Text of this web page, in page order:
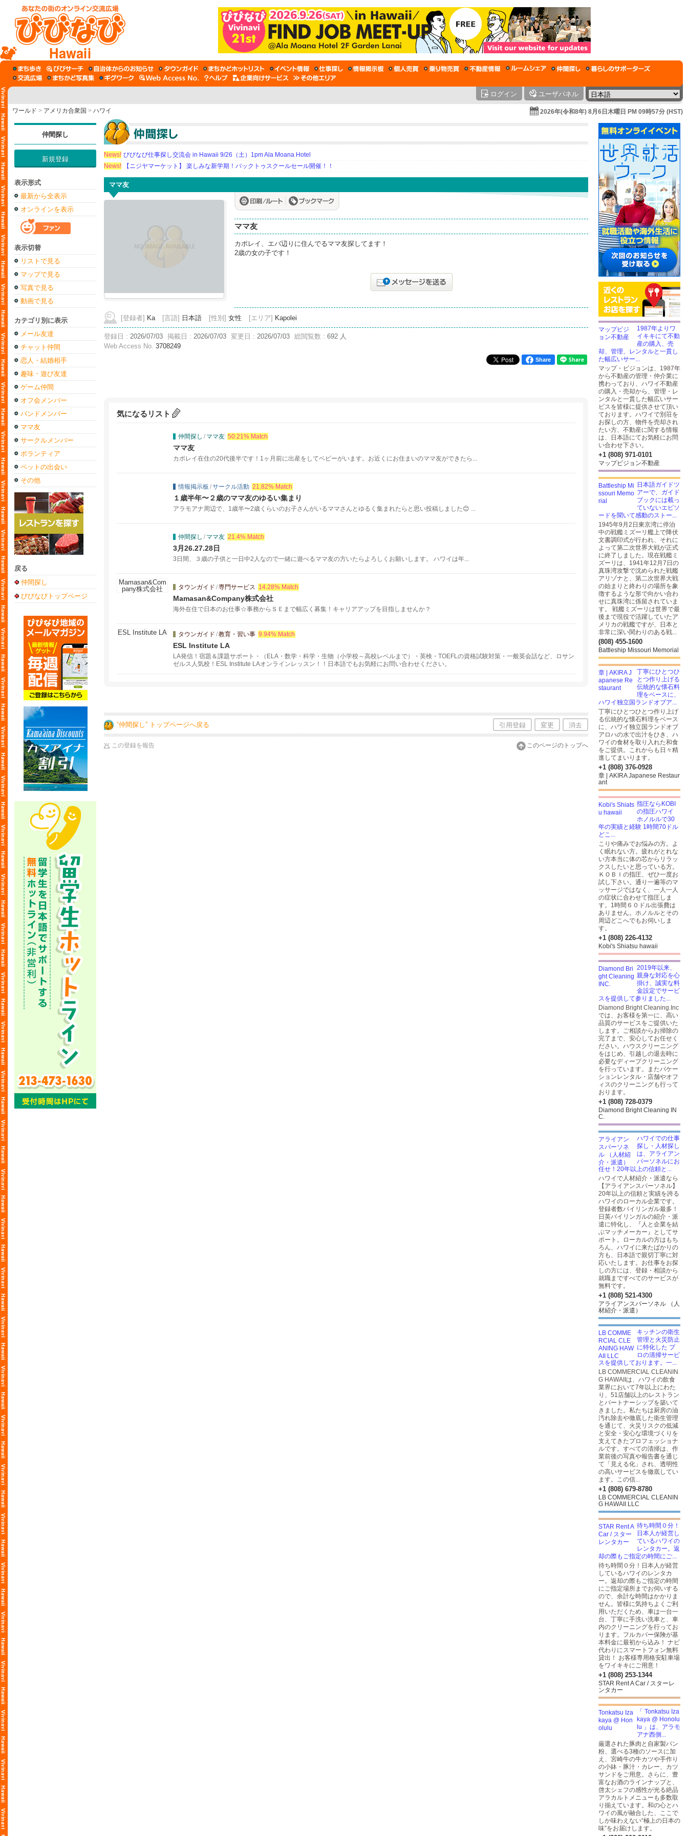
Hawaii
ログイン ユーザパネル
ワールド > アメリカ合衆国 > ハワイ 2026年(令和8年) 8月6日木曜日 PM 09時57分 (HST)
仲間探し
新規登録
表示形式
最新から全表示
オンラインを表示
表示切替
リストで見る
マップで見る
写真で見る
動画で見る
カテゴリ別に表示
メール友達
チャット仲間
恋人・結婚相手
趣味・遊び友達
ゲーム仲間
オフ会メンバー
バンドメンバー
ママ友
サークルメンバー
ボランティア
ペットの出会い
その他
戻る
仲間探し
びびなびトップページ
News! びびなび仕事探し交流会 in Hawaii 9/26（土）1pm Ala Moana Hotel
News!
【ニジヤマーケット】 楽しみな新学期！バックトゥスクールセール開催！！
ママ友
ママ友
カポレイ、エバ辺りに住んでるママ友探してます！
2歳の女の子です！
[登録者] Ka [言語] 日本語 [性別] 女性 [エリア] Kapolei
登録日 : 2026/07/03 掲載日 : 2026/07/03 変更日 : 2026/07/03 総閲覧数 : 692 人
Web Access No. 3708249
Share
気になるリスト
仲間探し / ママ友 50.21% Match
ママ友
カポレイ在住の20代後半です！1ヶ月前に出産をしてベビーがいます。お近くにお住まいのママ友ができたら...
情報掲示板 /サークル活動 21.82% Match
１歳半年〜２歳のママ友のゆるい集まり
アラモアナ周辺で、1歳半〜2歳くらいのお子さんがいるママさんとゆるく集まれたらと思い投稿しました😊 ...
仲間探し / ママ友 21.4% Match
3月26.27.28日
3日間、３歳の子供と一日中2人なので一緒に遊べるママ友の方いたらよろしくお願いします。 ハワイは年...
タウンガイド /専門サービス 14.28% Match
Mamasan&Company株式会社
海外在住で日本のお仕事☆事務からＳＥまで幅広く募集！キャリアアップを目指しませんか？
タウンガイド /教育・習い事 9.94% Match
ESL Institute LA
LA発信！宿題＆課題サポート・（ELA・数学・科学・生物（小学校～高校レベルまで）・英検・TOEFLの資格試験対策・一般英会話など、ロサン
ゼルス人気校！ESL Institute LAオンラインレッスン！！日本語でもお気軽にお問い合わせください。
“仲間探し” トップページへ戻る 引用登録 変更 消去
この登録を報告 このページのトップへ
1987年よりワ
イキキにて不動
産の購入、売
却、管理、レンタルと一貫し
た幅広いサー...
マップ・ビジョンは、1987年
から不動産の管理・仲介業に
携わっており、ハワイ不動産
の購入・売却から、管理・レ
ンタルと一貫した幅広いサー
ビスを皆様に提供させて頂い
ております。ハワイで別荘を
お探しの方、物件を売却され
たい方、不動産に関する情報
は、日本語にてお気軽にお問
い合わせ下さい。
+1 (808) 971-0101
マップビジョン不動産
日本語ガイドツ
アーで、ガイド
ブックには載っ
ていないエピソ
ードを聞いて感動のストー...
1945年9月2日東京湾に停泊
中の戦艦ミズーリ艦上で降伏
文書調印式が行われ、それに
よって第二次世界大戦が正式
に終了しました。現在戦艦ミ
ズーリは、1941年12月7日の
真珠湾攻撃で沈められた戦艦
アリゾナと、第二次世界大戦
の始まりと終わりの場所を象
徴するような形で向かい合わ
せに真珠湾に係留されていま
す。 戦艦ミズーリは世界で最
後まで現役で活躍していたア
メリカの戦艦ですが、日本と
非常に深い関わりのある戦...
(808) 455-1600
Battleship Missouri Memorial
丁寧にひとつひ
とつ作り上げる
伝統的な懐石料
理をベースに、
ハワイ独立国ランドオブア...
丁寧にひとつひとつ作り上げ
る伝統的な懐石料理をベース
に、ハワイ独立国ランドオブ
アロハの水で出汁をひき、ハ
ワイの食材を取り入れた和食
をご提供。これからも日々精
進してまいります。
+1 (808) 376-0928
章 | AKIRA Japanese Restaur
ant
指圧ならKOBI
の指圧ハワイ
ホノルルで30
年の実績と経験 1時間70ドル
どこ...
こりや痛みでお悩みの方。よ
く眠れない方。疲れがとれな
い方本当に体の芯からリラッ
クスしたいと思っている方。
ＫＯＢＩの指圧、ぜひ一度お
試し下さい。通り一遍等のマ
ッサージではなく、一人一人
の症状に合わせて指圧しま
す。1時間６０ドル出張費は
ありません。ホノルルとその
周辺どこへでもお伺いしま
す。
+1 (808) 226-4132
Kobi's Shiatsu hawaii
2019年以来、
親身な対応を心
掛け、誠実な料
金設定でサービ
スを提供して参りました...
Diamond Bright Cleaning.Inc
では、お客様を第一に、高い
品質のサービスをご提供いた
します。ご相談からお掃除の
完了まで、安心してお任せく
ださい。ハウスクリーニング
をはじめ、引越しの退去時に
必要なディープクリーニング
を行っています。またバケー
ションレンタル・店舗やオフ
ィスのクリーニングも行って
おります。
+1 (808) 728-0379
Diamond Bright Cleaning IN
C.
ハワイでの仕事
探し・人材探し
は、アライアン
パーソネルにお
任せ！20年以上の信頼と...
ハワイで人材紹介・派遣なら
【アライアンスパーソネル】
20年以上の信頼と実績を誇る
ハワイのローカル企業です。
登録者数バイリンガル最多！
日英バイリンガルの紹介・派
遣に特化し、『人と企業を結
ぶマッチメーカー』としてサ
ポート。ローカルの方はもち
ろん、ハワイに来たばかりの
方も、日本語で親切丁寧に対
応いたします。お仕事をお探
しの方には、登録・相談から
就職まですべてのサービスが
無料です。
+1 (808) 521-4300
アライアンスパーソネル （人
材紹介・派遣）
キッチンの衛生
管理と火災防止
に特化した プ
ロの清掃サービ
スを提供しております。一...
LB COMMERCIAL CLEANIN
G HAWAIIは、ハワイの飲食
業界において7年以上にわた
り、51店舗以上のレストラン
とパートナーシップを築いて
きました。私たちは厨房の油
汚れ除去や徹底した衛生管理
を通じて、火災リスクの低減
と安全・安心な環境づくりを
支えてきたプロフェッショナ
ルです。すべての清掃は、作
業前後の写真や報告書を通じ
て「見える化」され、透明性
の高いサービスを徹底してい
ます。この信...
+1 (808) 679-8780
LB COMMERCIAL CLEANIN
G HAWAII LLC
待ち時間０分！
日本人が経営し
ているハワイの
レンタカー。返
却の際もご指定の時間にご...
待ち時間０分！日本人が経営
しているハワイのレンタカ
ー。返却の際もご指定の時間
にご指定場所までお伺いする
ので、余計な時間はかかりま
せん。皆様に気持ちよくご利
用いただくため、車は一台一
台、丁寧に手洗い洗車と、車
内のクリーニングを行ってお
ります。フルカバー保険が基
本料金に最初から込み！ ナビ
代わりにスマートフォン無料
貸出！ お客様専用格安駐車場
をワイキキにご用意！
+1 (808) 253-1344
STAR Rent A Car / スターレ
ンタカー
「 Tonkatsu Iza
kaya @ Honolu
lu 」は、アラモ
アナ西側...
厳選された豚肉と自家製パン
粉、選べる3種のソースに加
え、宮崎牛の牛カツや手作り
の小鉢・豚汁・カレー、カツ
サンドをご用意。さらに、豊
富なお酒のラインナップと、
啓太シェフの感性が光る絶品
アラカルトメニューも多数取
り揃えています。和の心とハ
ワイの風が融合した、ここで
しか味わえない“極上の日本の
味”をお届けします。